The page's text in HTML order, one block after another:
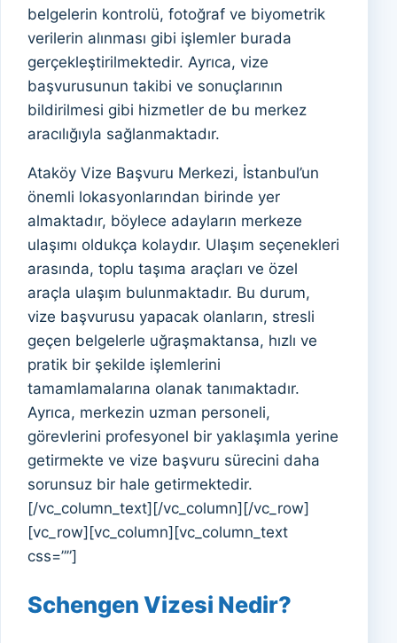
belgelerin kontrolü, fotoğraf ve biyometrik
verilerin alınması gibi işlemler burada
gerçekleştirilmektedir. Ayrıca, vize
başvurusunun takibi ve sonuçlarının
bildirilmesi gibi hizmetler de bu merkez
aracılığıyla sağlanmaktadır.
Ataköy Vize Başvuru Merkezi, İstanbul’un
önemli lokasyonlarından birinde yer
almaktadır, böylece adayların merkeze
ulaşımı oldukça kolaydır. Ulaşım seçenekleri
arasında, toplu taşıma araçları ve özel
araçla ulaşım bulunmaktadır. Bu durum,
vize başvurusu yapacak olanların, stresli
geçen belgelerle uğraşmaktansa, hızlı ve
pratik bir şekilde işlemlerini
tamamlamalarına olanak tanımaktadır.
Ayrıca, merkezin uzman personeli,
görevlerini profesyonel bir yaklaşımla yerine
getirmekte ve vize başvuru sürecini daha
sorunsuz bir hale getirmektedir.
[/vc_column_text][/vc_column][/vc_row]
[vc_row][vc_column][vc_column_text
css=””]
Schengen Vizesi Nedir?